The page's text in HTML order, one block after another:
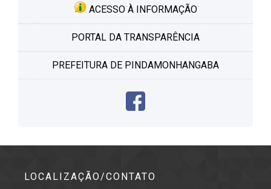
ACESSO À INFORMAÇÃO
PORTAL DA TRANSPARÊNCIA
PREFEITURA DE PINDAMONHANGABA
LOCALIZAÇÃO/CONTATO